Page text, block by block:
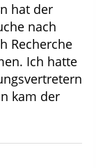
hat der
nach
Recherche
Ich hatte
kam der